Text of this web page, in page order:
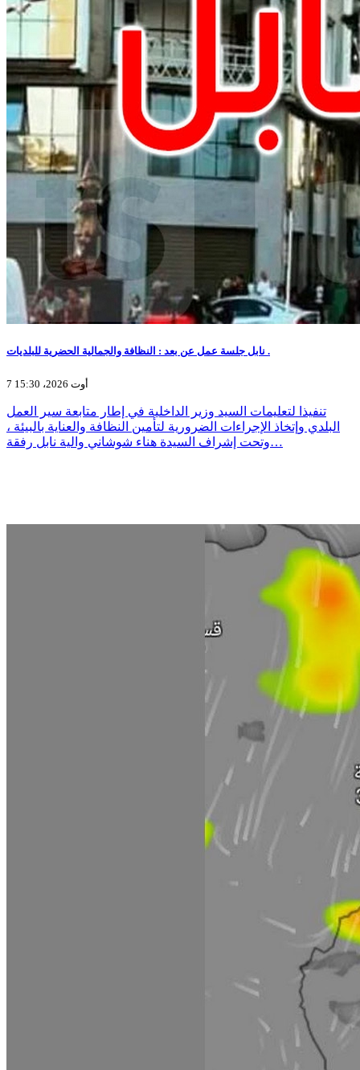
نابل جلسة عمل عن بعد : النظافة والجمالية الحضرية للبلديات .
7 أوت 2026، 15:30
تنفيذا لتعليمات السيد وزير الداخلية في إطار متابعة سير العمل
البلدي وإتخاذ الإجراءات الضرورية لتأمين النظافة والعناية بالبيئة ،
وتحت إشراف السيدة هناء شوشاني والية نابل رفقة…